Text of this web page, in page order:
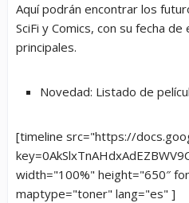
Aquí podrán encontrar los
SciFi y Comics, con su fecha
principales.
Novedad: Listado de
[timeline src="https://
width="100%" height="650″
maptype="toner" lang="es" ]